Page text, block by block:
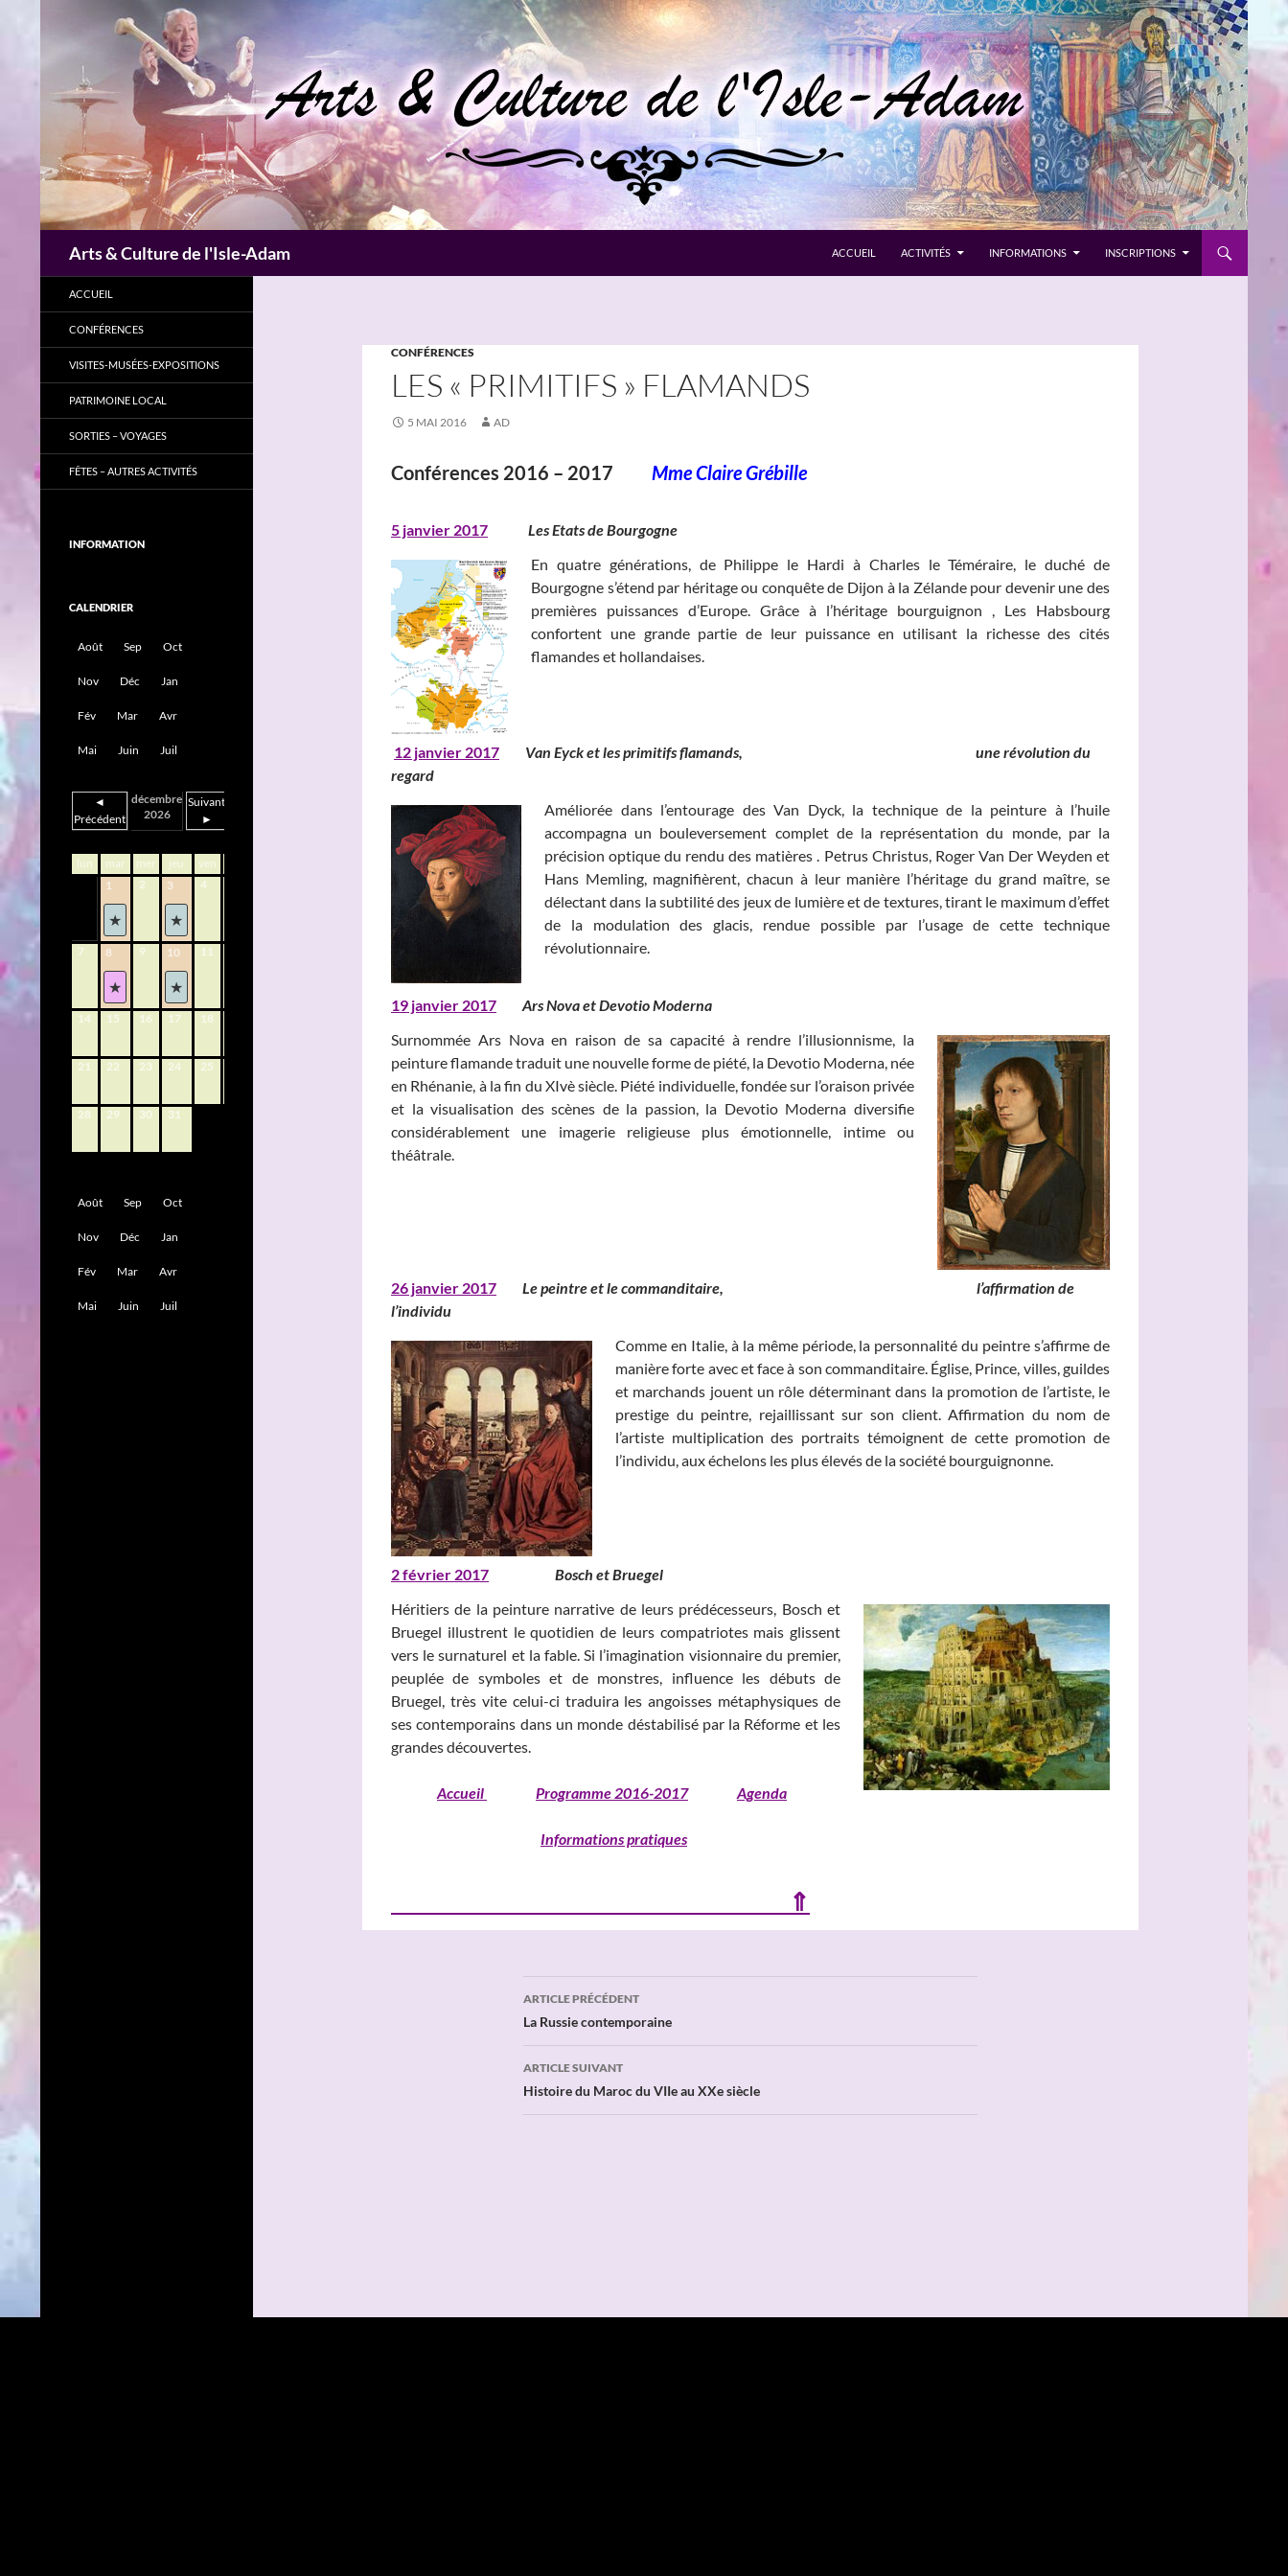
Arts & Culture de l'Isle-Adam ACCUEIL ACTIVITÉS INFORMATIONS INSCRIPTIONS
CONFÉRENCES
LES « PRIMITIFS » FLAMANDS
5 MAI 2016 AD
Conférences 2016 – 2017 Mme Claire Grébille
5 janvier 2017
Les Etats de Bourgogne
En quatre générations, de Philippe le Hardi à Charles le Téméraire, le duché de
Bourgogne s’étend par héritage ou conquête de Dijon à la Zélande pour devenir une des
premières puissances d’Europe. Grâce à l’héritage bourguignon , Les Habsbourg
confortent une grande partie de leur puissance en utilisant la richesse des cités
flamandes et hollandaises.
12 janvier 2017
Van Eyck et les primitifs flamands, une révolution du
regard
Améliorée dans l’entourage des Van Dyck, la technique de la peinture à l’huile
accompagna un bouleversement complet de la représentation du monde, par la
précision optique du rendu des matières . Petrus Christus, Roger Van Der Weyden et
Hans Memling, magnifièrent, chacun à leur manière l’héritage du grand maître, se
délectant dans la subtilité des jeux de lumière et de textures, tirant le maximum d’effet
de la modulation des glacis, rendue possible par l’usage de cette technique
révolutionnaire.
19 janvier 2017
Ars Nova et Devotio Moderna
Surnommée Ars Nova en raison de sa capacité à rendre l’illusionnisme, la
peinture flamande traduit une nouvelle forme de piété, la Devotio Moderna, née
en Rhénanie, à la fin du XIvè siècle. Piété individuelle, fondée sur l’oraison privée
et la visualisation des scènes de la passion, la Devotio Moderna diversifie
considérablement une imagerie religieuse plus émotionnelle, intime ou
théâtrale.
26 janvier 2017
Le peintre et le commanditaire, l’affirmation de
l’individu
Comme en Italie, à la même période, la personnalité du peintre s’affirme de
manière forte avec et face à son commanditaire. Église, Prince, villes, guildes
et marchands jouent un rôle déterminant dans la promotion de l’artiste, le
prestige du peintre, rejaillissant sur son client. Affirmation du nom de
l’artiste multiplication des portraits témoignent de cette promotion de
l’individu, aux échelons les plus élevés de la société bourguignonne.
2 février 2017
Bosch et Bruegel
Héritiers de la peinture narrative de leurs prédécesseurs, Bosch et
Bruegel illustrent le quotidien de leurs compatriotes mais glissent
vers le surnaturel et la fable. Si l’imagination visionnaire du premier,
peuplée de symboles et de monstres, influence les débuts de
Bruegel, très vite celui-ci traduira les angoisses métaphysiques de
ses contemporains dans un monde déstabilisé par la Réforme et les
grandes découvertes.
Accueil Programme 2016-2017 Agenda
Informations pratiques
⇑
Navigation
des
articles
ARTICLE PRÉCÉDENT
La Russie contemporaine
ARTICLE SUIVANT
Histoire du Maroc du VIIe au XXe siècle
ACCUEIL
CONFÉRENCES
VISITES-MUSÉES-EXPOSITIONS
PATRIMOINE LOCAL
SORTIES – VOYAGES
FÊTES – AUTRES ACTIVITÉS
INFORMATION
CALENDRIER
Août Sep Oct
Nov Déc Jan
Fév Mar Avr
Mai Juin Juil
◄
Précédent
décembre
2026
Suivant
►
lun mar mer jeu ven
1
2 3 4
7 8 9 10 11
14 15 16 17 18
21 22 23 24 25
28 29 30 31
Août Sep Oct
Nov Déc Jan
Fév Mar Avr
Mai Juin Juil